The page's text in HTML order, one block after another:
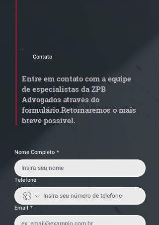
STJ admite
por penosidade e acende
alerta para
transportadoras
Contato
Entre em contato com a equipe
de especialistas da ZPB
Advogados através do
formulário.Retornaremos o mais
breve possível.
Nome Completo *
Telefone
Email *